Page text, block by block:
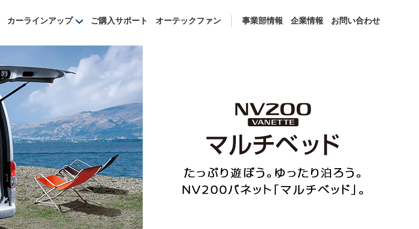
カーラインアップ ご購入サポート オーテックファン 事業部情報 企業情報 お問い合わせ